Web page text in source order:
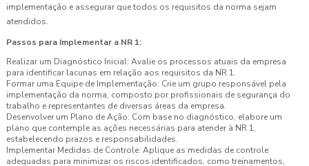
implementação e assegurar que todos os requisitos da norma sejam
atendidos.
Passos para Implementar a NR 1:
Realizar um Diagnóstico Inicial: Avalie os processos atuais da empresa
para identificar lacunas em relação aos requisitos da NR 1.
Formar uma Equipe de Implementação: Crie um grupo responsável pela
implementação da norma, composto por profissionais de segurança do
trabalho e representantes de diversas áreas da empresa.
Desenvolver um Plano de Ação: Com base no diagnóstico, elabore um
plano que contemple as ações necessárias para atender à NR 1,
estabelecendo prazos e responsabilidades.
Implementar Medidas de Controle: Aplique as medidas de controle
adequadas para minimizar os riscos identificados, como treinamentos,